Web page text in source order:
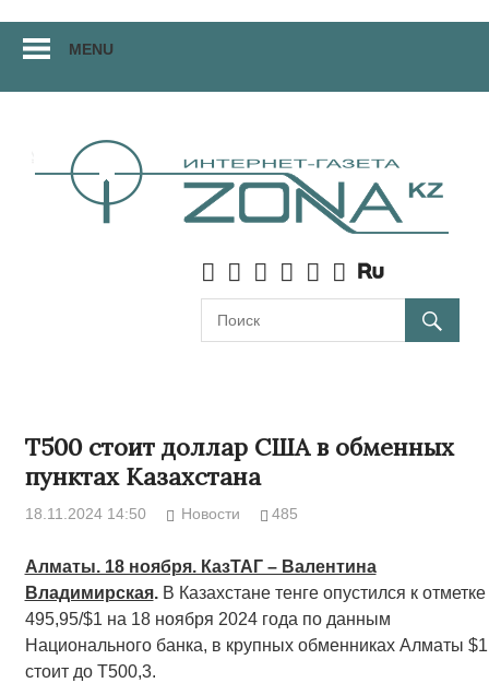
Перейти
материалам
MENU
Т500 стоит доллар США в обменных
пунктах Казахстана
18.11.2024 14:50 Новости 485
Алматы. 18 ноября. КазТАГ – Валентина
Владимирская. В Казахстане тенге опустился к отметке
495,95/$1 на 18 ноября 2024 года по данным
Национального банка, в крупных обменниках Алматы $1
стоит до Т500,3.